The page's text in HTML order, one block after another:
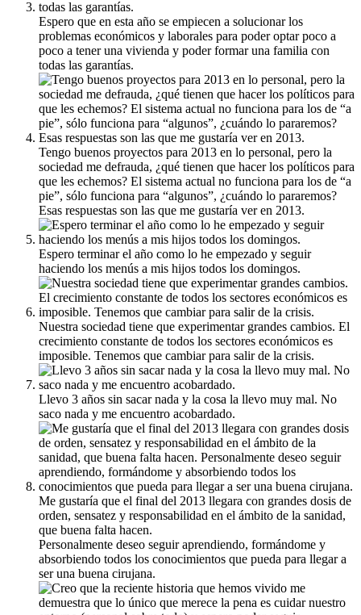
Espero que en esta año se empiecen a solucionar los
problemas económicos y laborales para poder optar poco a
poco a tener una vivienda y poder formar una familia con
todas las garantías.
Tengo buenos proyectos para 2013 en lo personal, pero la
sociedad me defrauda, ¿qué tienen que hacer los políticos para
que les echemos? El sistema actual no funciona para los de “a
pie”, sólo funciona para “algunos”, ¿cuándo lo pararemos?
Esas respuestas son las que me gustaría ver en 2013.
Espero terminar el año como lo he empezado y seguir
haciendo los menús a mis hijos todos los domingos.
Nuestra sociedad tiene que experimentar grandes cambios. El
crecimiento constante de todos los sectores económicos es
imposible. Tenemos que cambiar para salir de la crisis.
Llevo 3 años sin sacar nada y la cosa la llevo muy mal. No
saco nada y me encuentro acobardado.
Me gustaría que el final del 2013 llegara con grandes dosis de
orden, sensatez y responsabilidad en el ámbito de la sanidad,
que buena falta hacen.
Personalmente deseo seguir aprendiendo, formándome y
absorbiendo todos los conocimientos que pueda para llegar a
ser una buena cirujana.